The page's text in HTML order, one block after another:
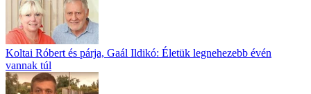
Koltai Róbert és párja, Gaál Ildikó: Életük legnehezebb évén
vannak túl